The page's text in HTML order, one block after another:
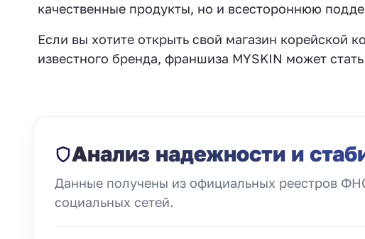
качественные продукты, но и всестороннюю
Если вы хотите открыть свой магазин корейской
известного бренда, франшиза MYSKIN может
Анализ надежности и
Данные получены из официальных реестров
социальных сетей.